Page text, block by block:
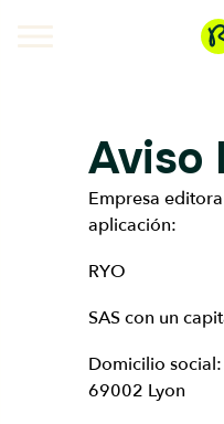
Aviso
Empresa
aplicación:
RYO
SAS con un
Domicilio
69002 Lyon